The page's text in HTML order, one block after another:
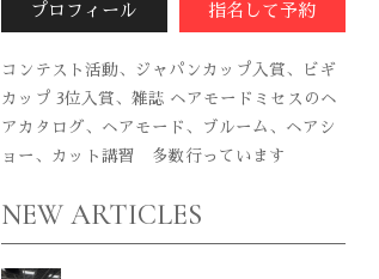
プロフィール 指名して予約
コンテスト活動、ジャパンカップ入賞、ビギ
カップ 3位入賞、雑誌 ヘアモードミセスのヘ
アカタログ、ヘアモード、ブルーム、ヘアシ
ョー、カット講習 多数行っています
NEW ARTICLES